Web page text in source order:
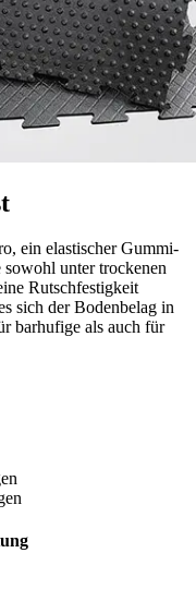
ein elastischer Gummi-
unter trockenen
Rutschfestigkeit
sich der Bodenbelag in
barhufige als auch für